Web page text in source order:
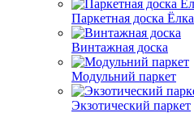
Паркетная доска Ёлка
Винтажная доска
Модульний паркет
Экзотический паркет